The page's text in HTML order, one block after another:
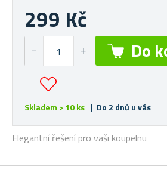
Elegantní řešení pro vaši koupelnu
299 Kč
Skladem > 10 ks | Do 2 dnů u vás